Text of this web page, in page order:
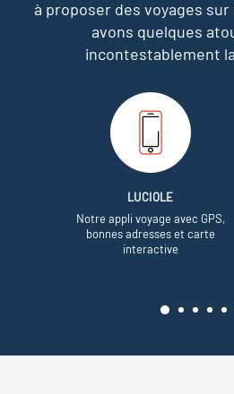
à proposer des voyages sur
avons quelques
incontestablement
LUCIOLE
Notre appli voyage avec GPS,
bonnes adresses et carte
interactive